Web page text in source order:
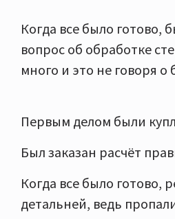
Когда все было готово,
вопрос об обработке
много и это не говоря
Первым делом были
Был заказан расчёт
Когда все было готово,
детальней, ведь